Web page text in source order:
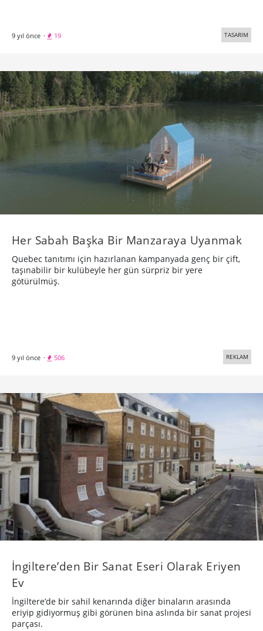
9 yıl önce · 19 TASARIM
Her Sabah Başka Bir Manzaraya Uyanmak
Quebec tanıtımı için hazırlanan kampanyada genç bir çift,
taşınabilir bir kulübeyle her gün sürpriz bir yere
götürülmüş.
9 yıl önce · 506 REKLAM
İngiltere’den Bir Sanat Eseri Olarak Eriyen
Ev
İngiltere’de bir sahil kenarında diğer binaların arasında
eriyip gidiyormuş gibi görünen bina aslında bir sanat projesi
parçası.